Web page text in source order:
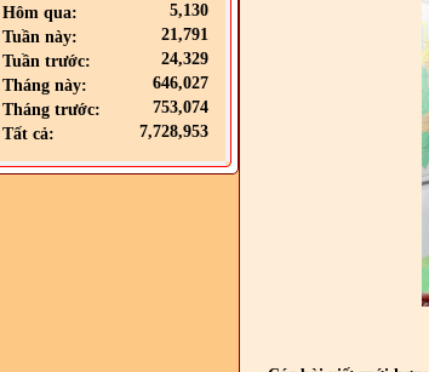
Hôm qua:
5,130
Tuần này:
21,791
Tuần trước:
24,329
Tháng này:
646,027
Tháng trước:
753,074
Tất cả:
7,728,953